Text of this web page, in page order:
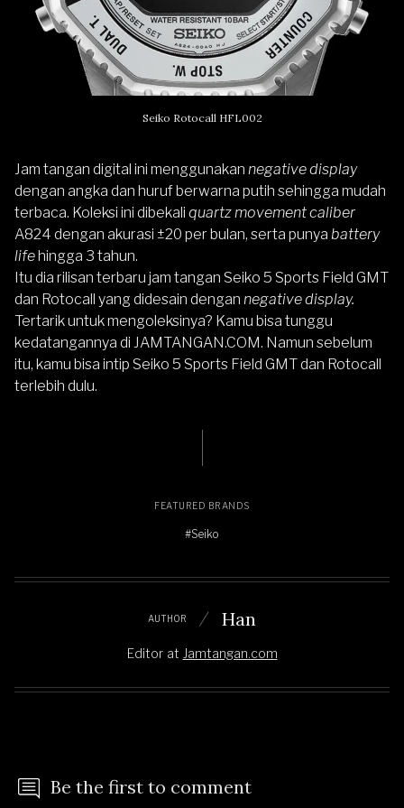
Seiko Rotocall HFL002
Jam tangan digital ini menggunakan negative display
dengan angka dan huruf berwarna putih sehingga mudah
terbaca. Koleksi ini dibekali quartz movement caliber
A824 dengan akurasi ±20 per bulan, serta punya battery
lifehingga 3 tahun.
Itu dia rilisan terbaru jam tangan Seiko 5 Sports Field GMT
dan Rotocall yang didesain dengan negative display.
Tertarik untuk mengoleksinya? Kamu bisa tunggu
kedatangannya di JAMTANGAN.COM. Namun sebelum
itu, kamu bisa intip Seiko 5 Sports Field GMT dan Rotocall
terlebih dulu.
FEATURED BRANDS
#Seiko
AUTHOR Han
Editor at Jamtangan.com
Be the first to comment